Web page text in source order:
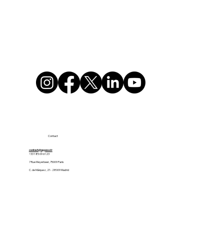
Contact
contact@appaso.fr
+33 1 85 09 61 23
7 Rue Meyerbeer, 75009 Paris
C. de Máiquez, 21 - 28009 Madrid